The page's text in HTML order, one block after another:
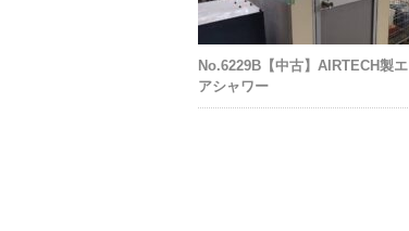
No.6229B【中古】AIRTECH製エ
アシャワー